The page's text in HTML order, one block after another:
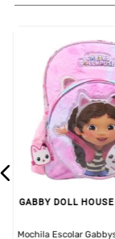
Zapato
Plantilla
crecimiento
Planta
para más
GABBY DOLL HOUSE
Mochila Escolar